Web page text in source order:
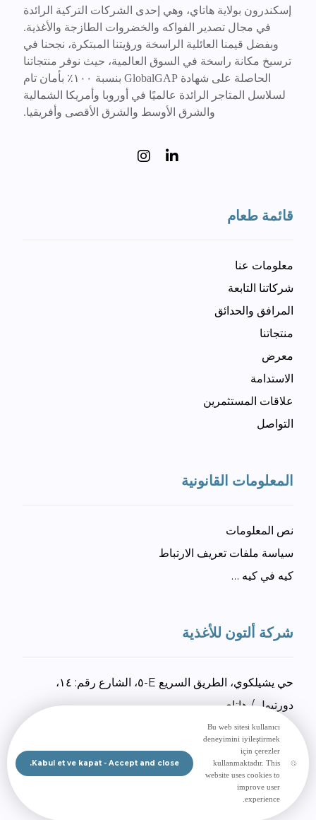
إسكندرون بولاية هاتاي، وهي إحدى الشركات التركية الرائدة
في مجال تصدير الفواكه والخضروات الطازجة والأغذية.
وبفضل قيمنا العائلية الراسخة ورؤيتنا المبتكرة، نجحنا في
ترسيخ مكانة راسخة في السوق العالمية، حيث نوفر منتجاتنا
الحاصلة على شهادة GlobalGAP بنسبة ١٠٠٪ بأمان تام
لسلاسل المتاجر الرائدة عالميًا في أوروبا وأمريكا الشمالية
والشرق الأوسط والشرق الأقصى وأفريقيا.
قائمة طعام
معلومات عنا
شركاتنا التابعة
المرافق والحدائق
منتجاتنا
معرض
الاستدامة
علاقات المستثمرين
التواصل
المعلومات القانونية
نص المعلومات
سياسة ملفات تعريف الارتباط
كيه في كيه …
شركة ألتون للأغذية
حي يشيلكوي، الطريق السريع E-٥، الشارع رقم: ١٤،
دورتيول / هاتاي
+٩٠ ٣٢٦ ٧٣٤ ٢٧ ٥٥
إرسال بريد إلكتروني
Bu web sitesi kullanıcı
deneyimini iyileştirmek
için çerezler
kullanmaktadır. This
website uses cookies to
improve user
experience.
Kabul et ve kapat - Accept and close.